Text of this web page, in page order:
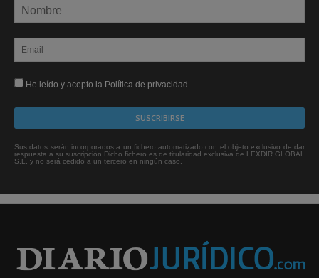
He leído y acepto la Política de privacidad
Sus datos serán incorporados a un fichero automatizado con el objeto exclusivo de dar
respuesta a su suscripción Dicho fichero es de titularidad exclusiva de LEXDIR GLOBAL
S.L. y no será cedido a un tercero en ningún caso.